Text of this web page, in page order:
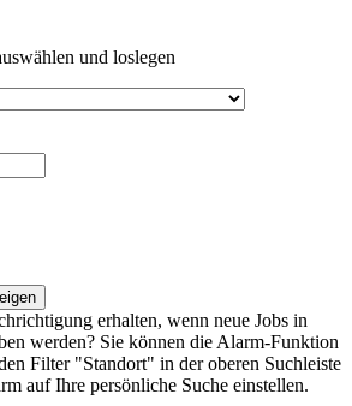
und loslegen
erhalten, wenn neue Jobs in
werden? Sie können die Alarm-Funktion
Filter "Standort" in der oberen Suchleiste
auf Ihre persönliche Suche einstellen.